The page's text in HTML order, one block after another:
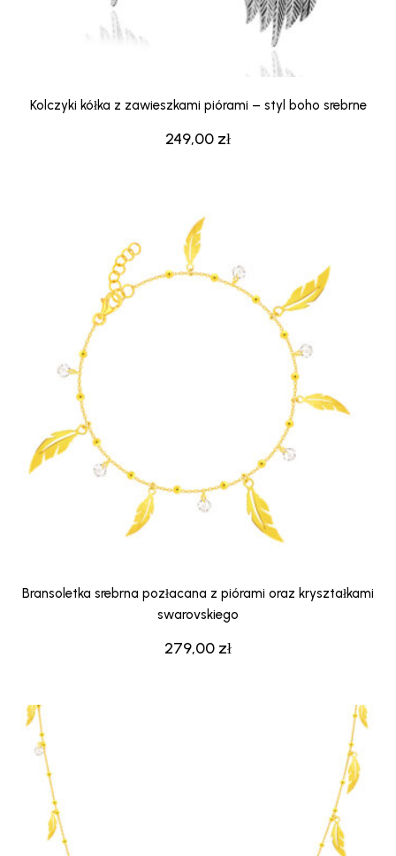
249,00 zł
Kolczyki kółka z zawieszkami piórami – styl boho srebrne
279,00 zł
Bransoletka srebrna pozłacana z piórami oraz kryształkami
swarovskiego